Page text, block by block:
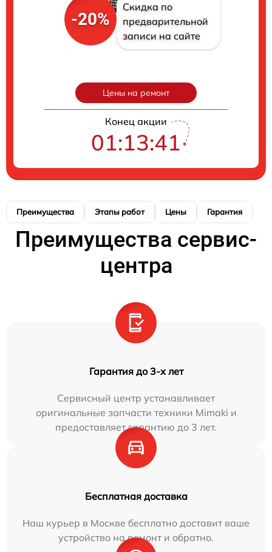
-20%
Скидка по
предварительной
записи на сайте
Цены на ремонт
Конец акции
01:13:40
Преимущества Этапы работ Цены Гарантия
Преимущества сервис-
центра
Гарантия до 3-х лет
Сервисный центр устанавливает
оригинальные запчасти техники Mimaki и
предоставляет гарантию до 3 лет.
Бесплатная доставка
Наш курьер в Москве бесплатно доставит ваше
устройство на ремонт и обратно.